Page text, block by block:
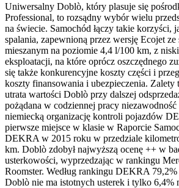
Uniwersalny Doblò, który plasuje się
Professional, to rozsądny wybór wielu
na świecie. Samochód łączy takie korzyści,
spalania, zapewnioną przez wersję Ecojet
mieszanym na poziomie 4,4 l/100 km, z
eksploatacji, na które oprócz oszczędnego
się także konkurencyjne koszty części i
koszty finansowania i ubezpieczenia. Zalety
utrata wartości Doblò przy dalszej
pożądana w codziennej pracy
niemiecką organizację kontroli pojazdów
pierwsze miejsce w klasie w Raporcie
DEKRA w 2015 roku w przedziale
km. Doblò zdobył najwyższą ocenę ++ w
usterkowości, wyprzedzając w rankingu
Roomster. Według rankingu DEKRA
Doblò nie ma istotnych usterek i tylko 6,4%